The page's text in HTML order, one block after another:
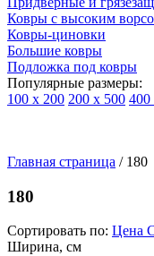
Ковры с высоким
Ковры-циновки
Большие ковры
Подложка под ковры
Популярные размеры:
100 х 200 200 х 500 400
типу
ковры
Главная страница / 180
180
Сортировать по: Цена
Ширина, см